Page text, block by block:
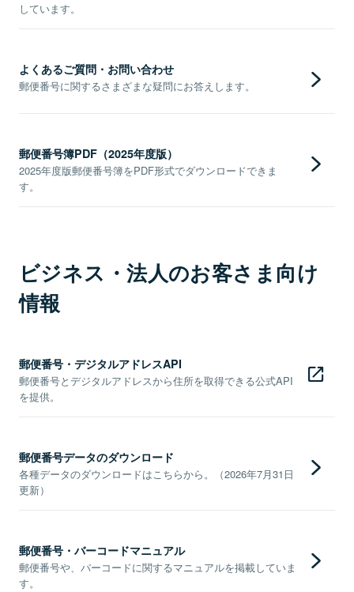
しています。
よくあるご質問・お問い合わせ
郵便番号に関するさまざまな疑問にお答えします。
郵便番号簿PDF（2025年度版）
2025年度版郵便番号簿をPDF形式でダウンロードできま
す。
ビジネス・法人のお客さま向け
情報
郵便番号・デジタルアドレスAPI
郵便番号とデジタルアドレスから住所を取得できる公式API
を提供。
郵便番号データのダウンロード
各種データのダウンロードはこちらから。（2026年7月31日
更新）
郵便番号・バーコードマニュアル
郵便番号や、バーコードに関するマニュアルを掲載していま
す。